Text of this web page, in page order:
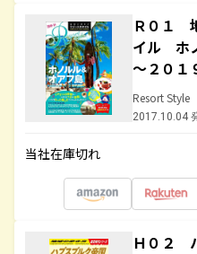
Ｒ０１
イル ホ
～２０１
Resort Style
2017.10.04
当社在庫切れ
Ｈ０２